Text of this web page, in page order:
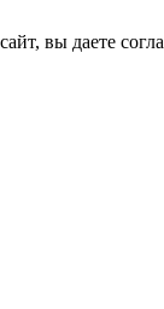
вы даете